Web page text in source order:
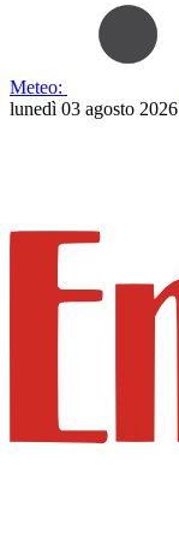
Meteo:
lunedì 03 agosto 2026